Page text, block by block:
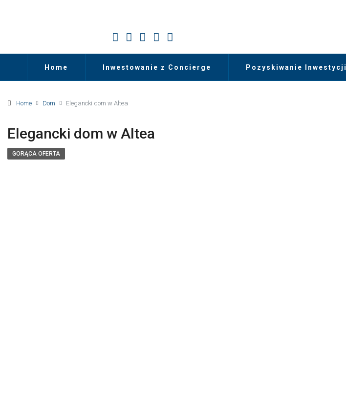
Home Inwestowanie z Concierge Pozyskiwanie Inwestycji
Home Dom Elegancki dom w Altea
Elegancki dom w Altea
GORĄCA OFERTA